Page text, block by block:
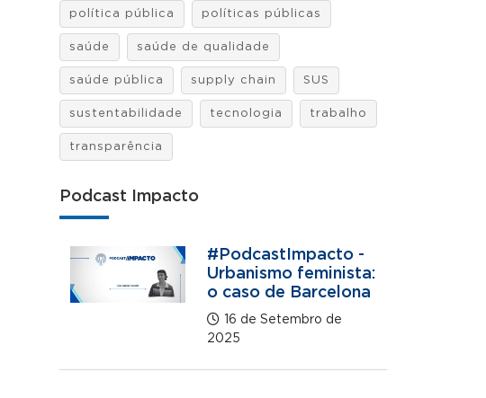
política pública políticas públicas
saúde saúde de qualidade
saúde pública supply chain SUS
sustentabilidade tecnologia trabalho
transparência
Podcast Impacto
#PodcastImpacto -
Urbanismo feminista:
o caso de Barcelona
16 de Setembro de
2025